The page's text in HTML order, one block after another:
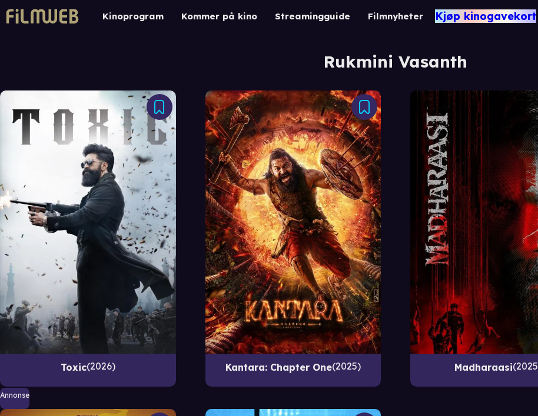
Kinoprogram Kommer på kino Streamingguide Filmnyheter Kjøp kinogavekort
Rukmini Vasanth
Toxic 2026 Kantara: Chapter One 2025 Madharaasi 2025
Annonse